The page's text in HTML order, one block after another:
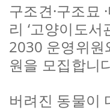
구조견·구조묘 ·
리 ‘고양이도서
2030 운영위원
원을 모집합니
버려진 동물이